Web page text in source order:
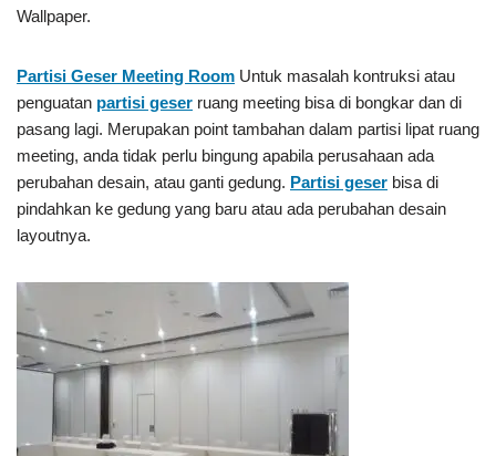
Wallpaper.
Partisi Geser Meeting Room Untuk masalah kontruksi atau
penguatan partisi geser ruang meeting bisa di bongkar dan di
pasang lagi. Merupakan point tambahan dalam partisi lipat ruang
meeting, anda tidak perlu bingung apabila perusahaan ada
perubahan desain, atau ganti gedung. Partisi geser bisa di
pindahkan ke gedung yang baru atau ada perubahan desain
layoutnya.